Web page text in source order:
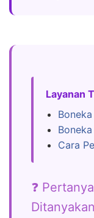
Layanan
Cara
❓